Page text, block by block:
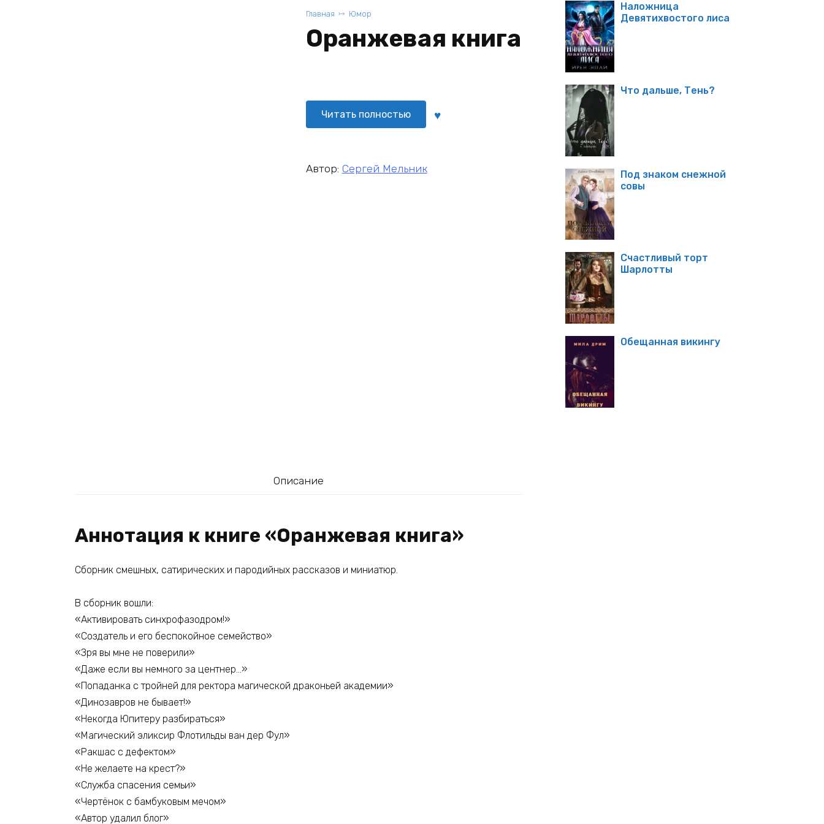
Главная Юмор
Оранжевая книга
Читать полностью
Автор: Сергей Мельник
Описание
Аннотация к книге «Оранжевая книга»
Сборник смешных, сатирических и пародийных рассказов и миниатюр.
В сборник вошли:
«Активировать синхрофазодром!»
«Создатель и его беспокойное семейство»
«Зря вы мне не поверили»
«Даже если вы немного за центнер…»
«Попаданка с тройней для ректора магической драконьей академии»
«Динозавров не бывает!»
«Некогда Юпитеру разбираться»
«Магический эликсир Флотильды ван дер Фул»
«Ракшас с дефектом»
«Не желаете на крест?»
«Служба спасения семьи»
«Чертёнок с бамбуковым мечом»
«Автор удалил блог»
Наложница
Девятихвостого лиса
Что дальше, Тень?
Под знаком снежной
совы
Счастливый торт
Шарлотты
Обещанная викингу